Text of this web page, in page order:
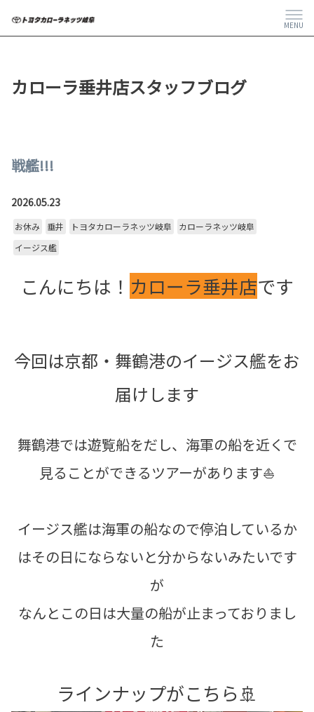
MENU
カローラ垂井店スタッフブログ
戦艦!!!
2026.05.23
お休み 垂井 トヨタカローラネッツ岐阜
カローラネッツ岐阜
イージス艦
こんにちは！ カローラ垂井店です
今回は京都・舞鶴港のイージス艦をお
届けします
舞鶴港では遊覧船をだし、海軍の船を近くで
見ることができるツアーがあります⛵
イージス艦は海軍の船なので停泊しているか
はその日にならないと分からないみたいです
が
なんとこの日は大量の船が止まっておりまし
た
ラインナップがこちら🚢